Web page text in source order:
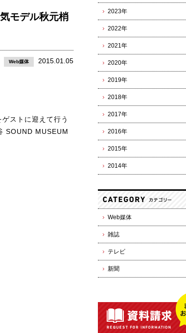
モデル秋元梢
Web媒体 2015.01.05
ストに迎えて行う
SOUND MUSEUM
2023年
2022年
2021年
2020年
2019年
2018年
2017年
2016年
2015年
2014年
Web媒体
雑誌
テレビ
新聞